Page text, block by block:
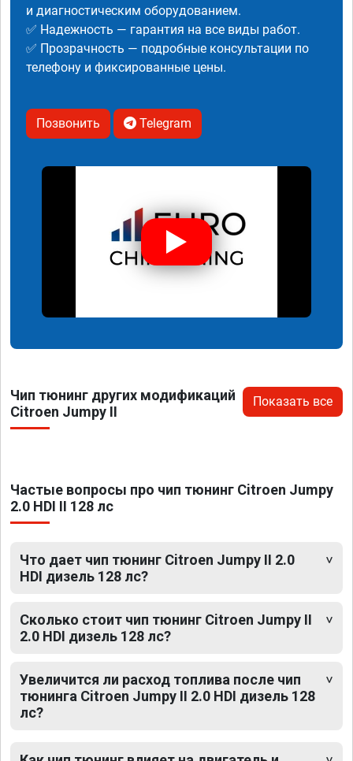
и диагностическим оборудованием.
✅ Надежность — гарантия на все виды работ.
✅ Прозрачность — подробные консультации по
телефону и фиксированные цены.
Позвонить Telegram
Чип тюнинг других модификаций
Citroen Jumpy II
Показать все
Частые вопросы про чип тюнинг Citroen Jumpy
2.0 HDI II 128 лс
Что дает чип тюнинг Citroen Jumpy II 2.0
HDI дизель 128 лс?
Сколько стоит чип тюнинг Citroen Jumpy II
2.0 HDI дизель 128 лс?
Увеличится ли расход топлива после чип
тюнинга Citroen Jumpy II 2.0 HDI дизель 128
лс?